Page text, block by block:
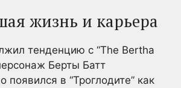
жизнь и карьера
тенденцию с “The Bertha
Берты Батт
появился в “Троглодите” как